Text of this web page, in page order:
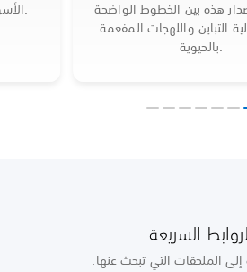
هذه بين الخطوط الواضحة
التباين واللهجات المفعمة
السريعة
إلى الملحقات التي تبحث عنها.